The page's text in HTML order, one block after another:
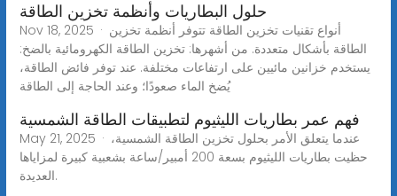
حلول البطاريات وأنظمة تخزين الطاقة
Nov 18, 2025 · أنواع تقنيات تخزين الطاقة تتوفر أنظمة تخزين
الطاقة بأشكال متعددة. من أشهرها: تخزين الطاقة الكهرومائية بالضخ:
يستخدم خزانين مائيين على ارتفاعات مختلفة. عند توفر فائض الطاقة،
يُضخ الماء صعودًا؛ وعند الحاجة إلى الطاقة
فهم عمر بطاريات الليثيوم لتطبيقات الطاقة الشمسية
May 21, 2025 · عندما يتعلق الأمر بحلول تخزين الطاقة الشمسية،
حظيت بطاريات الليثيوم بسعة 200 أمبير/ساعة بشعبية كبيرة لمزاياها
العديدة.